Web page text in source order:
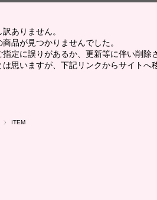
ありません。
商品が見つかりませんでした。
指定に誤りがあるか、更新等に伴い削除
は思いますが、下記リンクからサイトへ
ITEM